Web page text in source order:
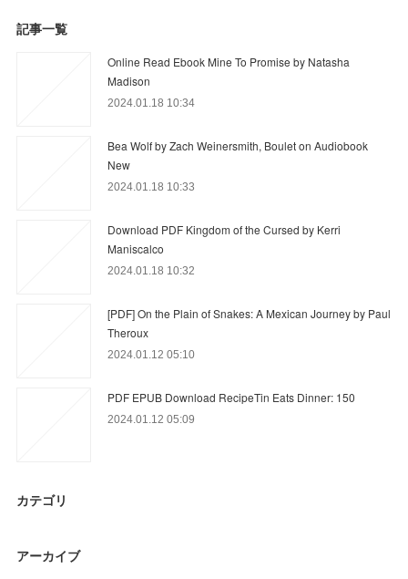
記事一覧
Online Read Ebook Mine To Promise by Natasha
Madison
2024.01.18 10:34
Bea Wolf by Zach Weinersmith, Boulet on Audiobook
New
2024.01.18 10:33
Download PDF Kingdom of the Cursed by Kerri
Maniscalco
2024.01.18 10:32
[PDF] On the Plain of Snakes: A Mexican Journey by Paul
Theroux
2024.01.12 05:10
PDF EPUB Download RecipeTin Eats Dinner: 150
2024.01.12 05:09
カテゴリ
アーカイブ